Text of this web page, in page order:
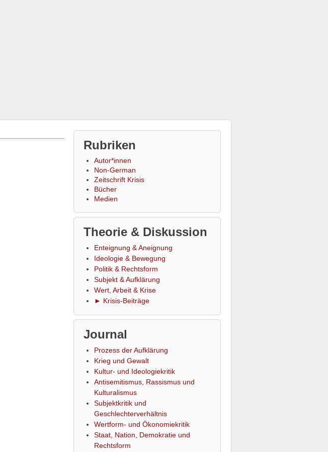
Rubriken
Autor*innen
Non-German
Zeitschrift Krisis
Bücher
Medien
Theorie & Diskussion
Enteignung & Aneignung
Ideologie & Bewegung
Politik & Rechtsform
Subjekt & Aufklärung
Wert, Arbeit & Krise
► Krisis-Beiträge
Journal
Prozess der Aufklärung
Krieg und Gewalt
Kultur- und Ideologiekritik
Antisemitismus, Rassismus und
Kulturalismus
Subjektkritik und
Geschlechterverhältnis
Wertform- und Ökonomiekritik
Staat, Nation, Demokratie und
Rechtsform